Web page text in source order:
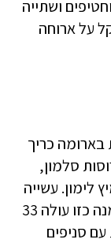
וחטיפים ושתייה
אנחנו מוציאים כ- 5,000 שקל על ארוחה
כריך
סלמון,
לימון. עשייה
פשוטה. אבל כמה היא עולה? בארומה מנה כזו עולה 33
סניפים